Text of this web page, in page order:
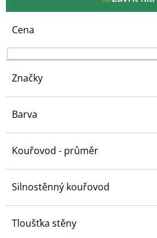
k
t
Cena
Značky
Barva
Kouřovod - průměr
Silnostěnný kouřovod
Tloušťka stěny